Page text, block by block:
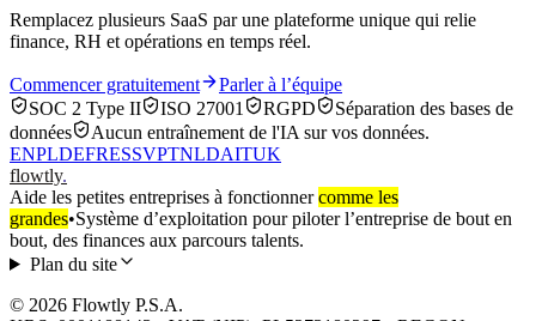
Remplacez plusieurs SaaS par une plateforme unique qui relie
finance, RH et opérations en temps réel.
Commencer gratuitement
Parler à l’équipe
SOC 2 Type II
ISO 27001 RGPD
Séparation des bases de
données
Aucun entraînement de l'IA sur vos données.
ENPLDEFRESSVPTNLDAITUK
flowtly.
Aide les petites entreprises à fonctionnercomme les
grandes•Système d’exploitation pour piloter l’entreprise de bout en
bout, des finances aux parcours talents.
Plan du site
© 2026 Flowtly P.S.A.